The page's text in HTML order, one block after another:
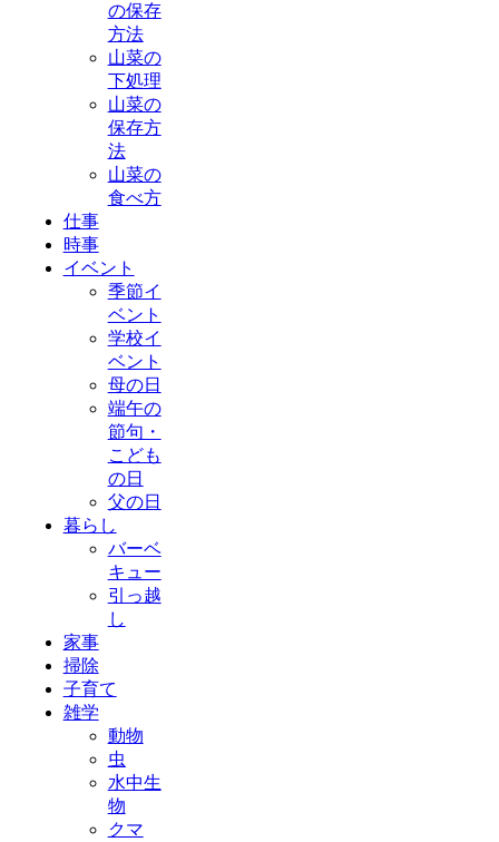
の保存
方法
山菜の
下処理
山菜の
保存方
法
山菜の
食べ方
仕事
時事
イベント
季節イ
ベント
学校イ
ベント
母の日
端午の
節句・
こども
の日
父の日
暮らし
バーベ
キュー
引っ越
し
家事
掃除
子育て
雑学
動物
虫
水中生
物
クマ